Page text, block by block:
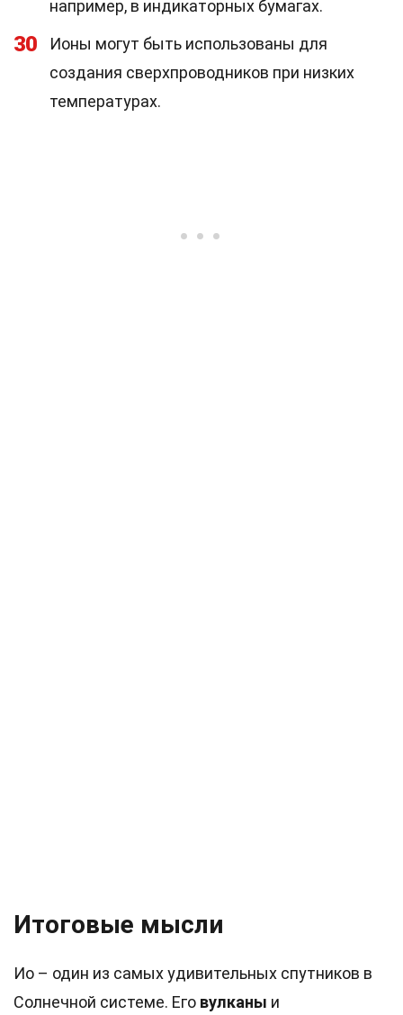
например, в индикаторных бумагах.
30
Ионы могут быть использованы для
создания сверхпроводников при низких
температурах.
Итоговые мысли
Ио – один из самых удивительных спутников в
Солнечной системе. Его вулканы и